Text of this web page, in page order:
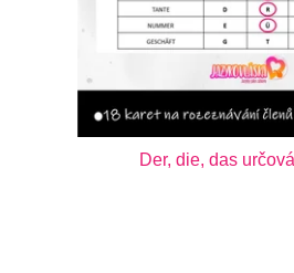
Der, die, das